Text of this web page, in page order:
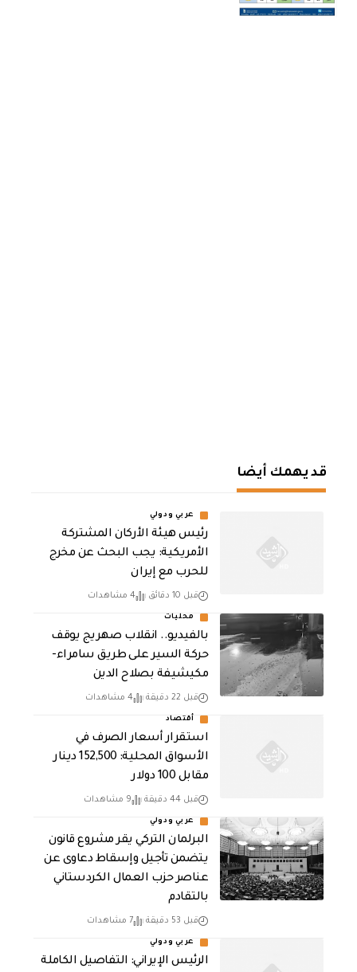
قد يهمك أيضا
عربي ودولي
رئيس هيئة الأركان المشتركة
الأمريكية: يجب البحث عن مخرج
للحرب مع إيران
قبل 10 دقائق 4 مشاهدات
محليات
بالفيديو.. انقلاب صهريج يوقف
حركة السير على طريق سامراء-
مكيشيفة بصلاح الدين
قبل 22 دقيقة 4 مشاهدات
أقتصاد
استقرار أسعار الصرف في
الأسواق المحلية: 152,500 دينار
مقابل 100 دولار
قبل 44 دقيقة 9 مشاهدات
عربي ودولي
البرلمان التركي يقر مشروع قانون
يتضمن تأجيل وإسقاط دعاوى عن
عناصر حزب العمال الكردستاني
بالتقادم
قبل 53 دقيقة 7 مشاهدات
عربي ودولي
الرئيس الإيراني: التفاصيل الكاملة